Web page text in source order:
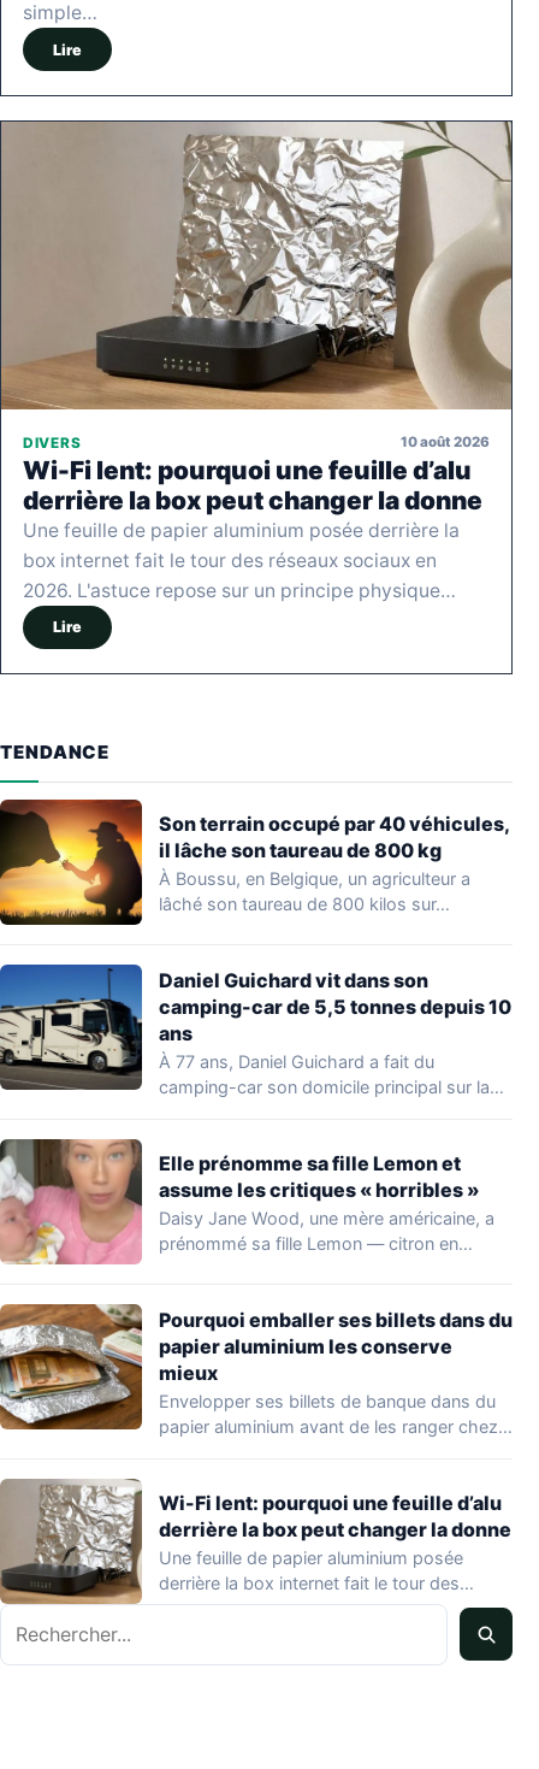
simple…
Lire
DIVERS 10 août 2026
Wi-Fi lent: pourquoi une feuille d’alu
derrière la box peut changer la donne
Une feuille de papier aluminium posée derrière la
box internet fait le tour des réseaux sociaux en
2026. L'astuce repose sur un principe physique…
Lire
TENDANCE
Son terrain occupé par 40 véhicules,
il lâche son taureau de 800 kg
À Boussu, en Belgique, un agriculteur a
lâché son taureau de 800 kilos sur…
Daniel Guichard vit dans son
camping-car de 5,5 tonnes depuis 10
ans
À 77 ans, Daniel Guichard a fait du
camping-car son domicile principal sur la…
Elle prénomme sa fille Lemon et
assume les critiques « horribles »
Daisy Jane Wood, une mère américaine, a
prénommé sa fille Lemon — citron en…
Pourquoi emballer ses billets dans du
papier aluminium les conserve
mieux
Envelopper ses billets de banque dans du
papier aluminium avant de les ranger chez…
Wi-Fi lent: pourquoi une feuille d’alu
derrière la box peut changer la donne
Une feuille de papier aluminium posée
derrière la box internet fait le tour des…
Rechercher